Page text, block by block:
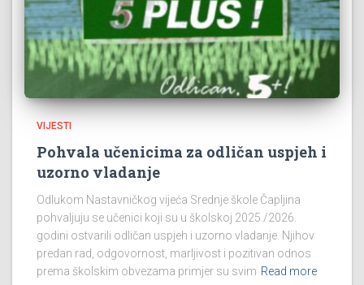
VIJESTI
Pohvala učenicima za odličan uspjeh i
uzorno vladanje
Odlukom Nastavničkog vijeća Srednje škole Čapljina
pohvaljuju se učenici koji su u školskoj 2025./2026.
godini ostvarili odličan uspjeh i uzorno vladanje. Njihov
predan rad, odgovornost, marljivost i pozitivan odnos
prema školskim obvezama primjer su svim Read more